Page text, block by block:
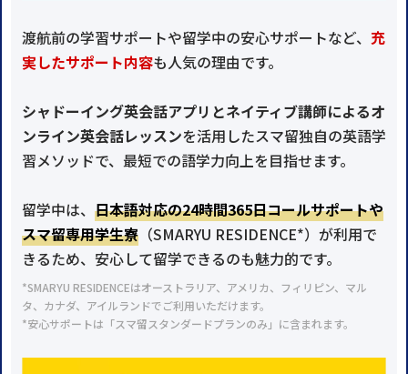
渡航前の学習サポートや留学中の安心サポートなど、 充
実したサポート内容も人気の理由です。
シャドーイング英会話アプリとネイティブ講師によるオ
ンライン英会話レッスンを活用したスマ留独自の英語学
習メソッドで、最短での語学力向上を目指せます。
留学中は、 日本語対応の24時間365日コールサポートや
スマ留専用学生寮 （SMARYU RESIDENCE*）が利用で
きるため、安心して留学できるのも魅力的です。
*SMARYU RESIDENCEはオーストラリア、アメリカ、フィリピン、マル
タ、カナダ、アイルランドでご利用いただけます。
*安心サポートは「スマ留スタンダードプランのみ」に含まれます。